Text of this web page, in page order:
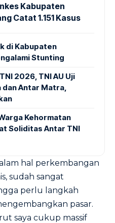
Kabupaten
Catat 1.151 Kasus
di Kabupaten
Stunting
2026, TNI AU Uji
dan Antar Matra,
Kehormatan
Soliditas Antar TNI
hal perkembangan
sudah sangat
perlu langkah
pasar.
saya cukup massif